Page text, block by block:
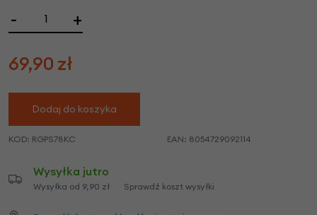
- +
69,90 zł
Dodaj do koszyka
KOD: RGPS78KC EAN: 8054729092114
Wysyłka jutro
Wysyłka od 9,90 zł Sprawdź koszt wysyłki